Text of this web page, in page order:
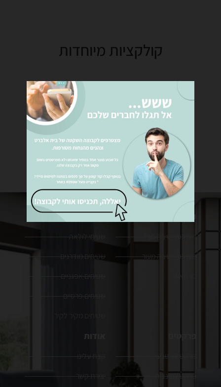
קולקציות מיוחדות
מחלקות החנות
מערכות ישיבה
מערכות ישיבה מבד
מערכות ישיבה מעור
כורסאות
שטיחים
שטיחי לולאה
שטיחים מודרנים
שטיחים אפגניים
שטיחים פרסיים
שטיחים מקיר לקיר
פרקטים
פרקט עץ טבעי
פרקט למינציה
אודות
קצת עלינו
יצירת קשר